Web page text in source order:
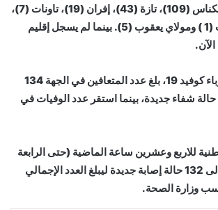
فاس (338 حالة)، مكناس (109)، تازة (43)، إفران (19)، تاونات (7)،
صفرو (12)، الحاجب (1 ) ومولاي يعقوب (5). بينما لم يسجل إقليم
ووفق حصيلة تطور وباء كوفيد 19، بلغ عدد المتعافين في الجهة 134
شخص، بتسجيل 24 حالة شفاء جديدة، بينما استقر عدد الوفيات في
للاربع وعشرين ساعة الماضية (حتى الرابعة
بعد الزوال) أشارت إلى 132 حالة إصابة جديدة ليبلغ العدد الإجمالي